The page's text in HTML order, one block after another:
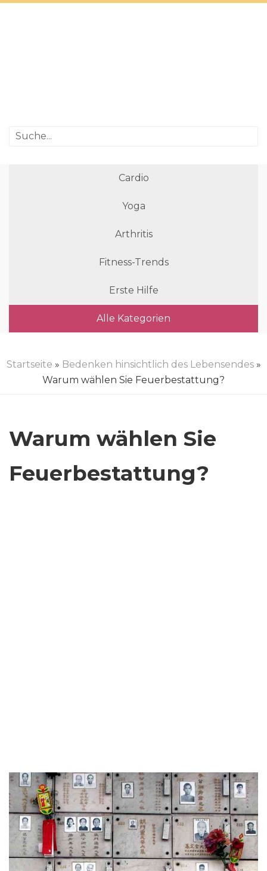
Cardio
Yoga
Arthritis
Fitness-Trends
Erste Hilfe
Alle Kategorien
Startseite » Bedenken hinsichtlich des Lebensendes»
Warum wählen Sie Feuerbestattung?
Warum wählen Sie
Feuerbestattung?